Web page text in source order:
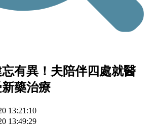
有異！夫陪伴四處就醫
藥治療
13:21:10
13:49:29